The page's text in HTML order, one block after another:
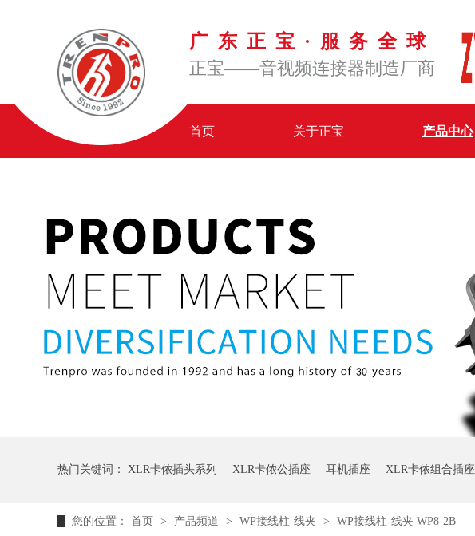
广东正宝·服务全球
正宝——音视频连接器制造厂商
首页 关于正宝 产品中心
热门关键词： XLR卡侬插头系列 XLR卡侬公插座 耳机插座 XLR卡侬组合插座
您的位置： 首页 > 产品频道 > WP接线柱-线夹 > WP接线柱-线夹 WP8-2B